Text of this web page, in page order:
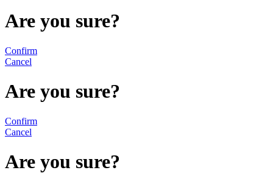
Are you sure?
Confirm
Cancel
Are you sure?
Confirm
Cancel
Are you sure?